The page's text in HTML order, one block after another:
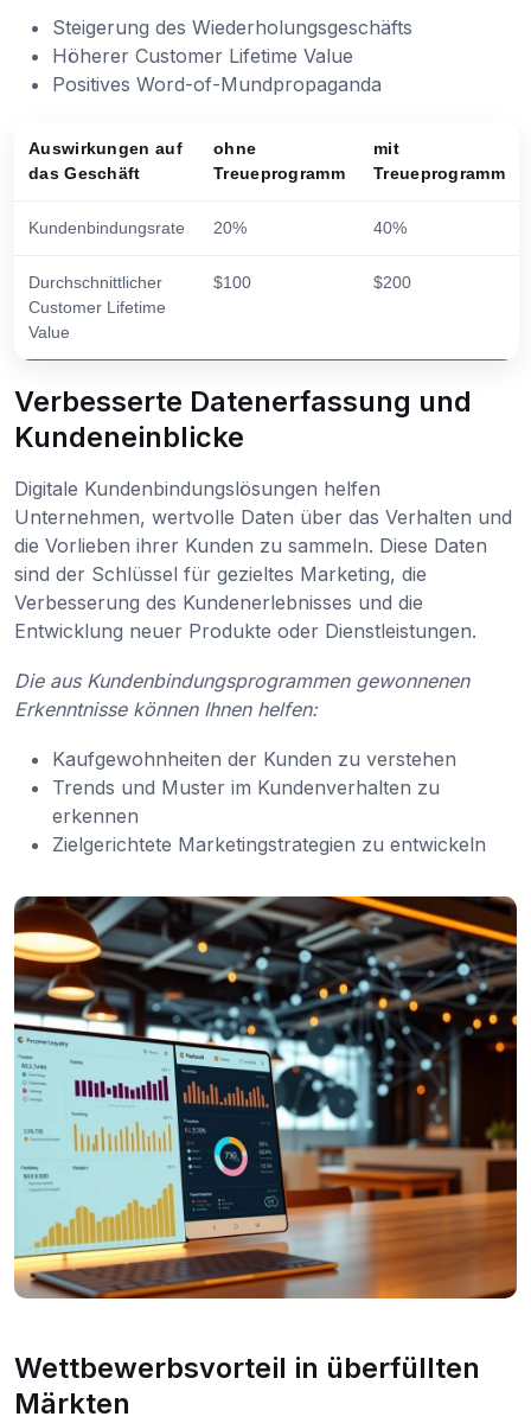
Steigerung des Wiederholungsgeschäfts
Höherer Customer Lifetime Value
Positives Word-of-Mundpropaganda
Auswirkungen auf
das Geschäft
ohne
Treueprogramm
mit
Treueprogramm
Kundenbindungsrate 20% 40%
Durchschnittlicher
Customer Lifetime
Value
$100 $200
Verbesserte Datenerfassung und
Kundeneinblicke
Digitale Kundenbindungslösungen helfen
Unternehmen, wertvolle Daten über das Verhalten und
die Vorlieben ihrer Kunden zu sammeln. Diese Daten
sind der Schlüssel für gezieltes Marketing, die
Verbesserung des Kundenerlebnisses und die
Entwicklung neuer Produkte oder Dienstleistungen.
Die aus Kundenbindungsprogrammen gewonnenen
Erkenntnisse können Ihnen helfen:
Kaufgewohnheiten der Kunden zu verstehen
Trends und Muster im Kundenverhalten zu
erkennen
Zielgerichtete Marketingstrategien zu entwickeln
Wettbewerbsvorteil in überfüllten
Märkten